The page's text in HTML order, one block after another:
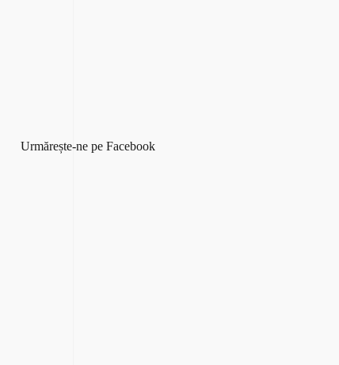
Urmărește-ne pe Facebook